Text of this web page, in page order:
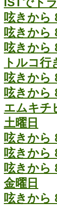
呟きから
呟きから
呟きから
トルコ行
呟きから
呟きから
エムキチ
土曜日
呟きから
呟きから
呟きから
金曜日
呟きから